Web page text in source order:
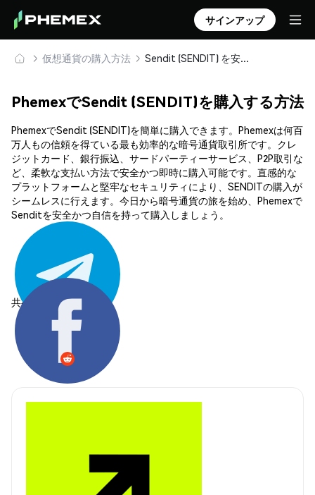
サインアップ
仮想通貨の購入方法 Sendit (SENDIT) を安全に購入・保管
PhemexでSendit (SENDIT)を購入する方法
PhemexでSendit (SENDIT)を簡単に購入できます。Phemexは何百
万人もの信頼を得ている最も効率的な暗号通貨取引所です。クレ
ジットカード、銀行振込、サードパーティーサービス、P2P取引な
ど、柔軟な支払い方法で安全かつ即時に購入可能です。直感的な
プラットフォームと堅牢なセキュリティにより、SENDITの購入が
シームレスに行えます。今日から暗号通貨の旅を始め、Phemexで
Senditを安全かつ自信を持って購入しましょう。
共有する: